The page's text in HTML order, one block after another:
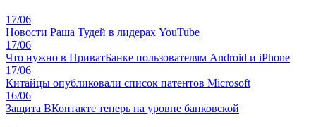
17/06
Новости Раша Тудей в лидерах YouTube
17/06
Что нужно в ПриватБанке пользователям Android и iPhone
17/06
Китайцы опубликовали список патентов Microsoft
16/06
Защита ВКонтакте теперь на уровне банковской